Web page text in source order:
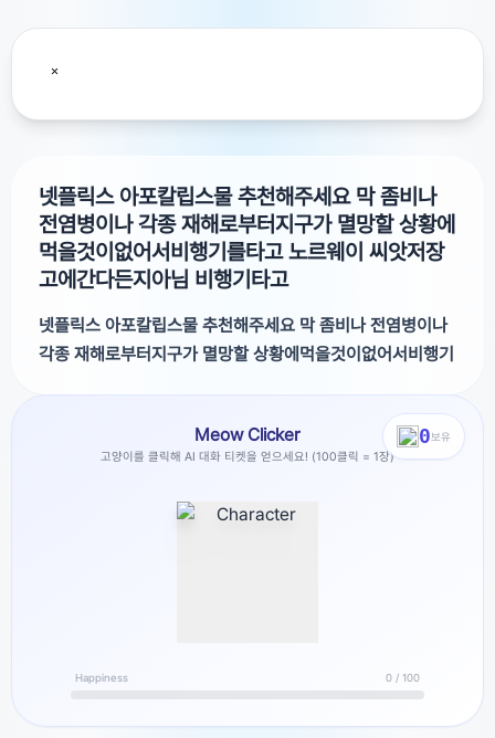
넷플릭스 아포칼립스물 추천해주세요 막 좀비나
전염병이나 각종 재해로부터지구가 멸망할 상황에
먹을것이없어서비행기를타고 노르웨이 씨앗저장
고에간다든지아님 비행기타고
넷플릭스 아포칼립스물 추천해주세요 막 좀비나 전염병이나
각종 재해로부터지구가 멸망할 상황에먹을것이없어서비행기
막 좀비나 전염병이나 각종 재해로부터지구가 멸망할 상황에
먹을것이없어서비행기를타고 노르웨이 씨앗저장고에간다든
지아님 비행기타고 멀리도망다닌다던지등등이런 아포칼립스
물 없나요?넷플에있는거 대부분 보긴했는데제가 안본게 있을
0보유
Meow Clicker
고양이를 클릭해 AI 대화 티켓을 얻으세요! (100클릭 = 1장)
Happiness 0 / 100